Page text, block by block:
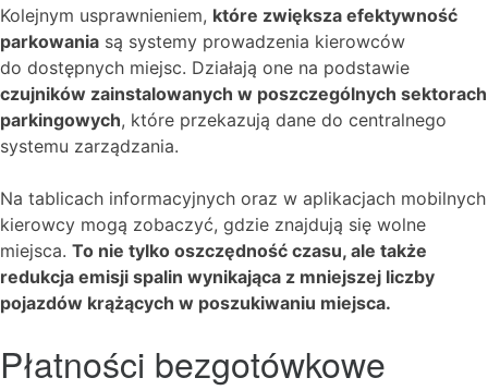
Kolejnym usprawnieniem, które zwiększa efektywność
parkowania są systemy prowadzenia kierowców
do dostępnych miejsc. Działają one na podstawie
czujników zainstalowanych w poszczególnych sektorach
parkingowych, które przekazują dane do centralnego
systemu zarządzania.
Na tablicach informacyjnych oraz w aplikacjach mobilnych
kierowcy mogą zobaczyć, gdzie znajdują się wolne
miejsca. To nie tylko oszczędność czasu, ale także
redukcja emisji spalin wynikająca z mniejszej liczby
pojazdów krążących w poszukiwaniu miejsca.
Płatności bezgotówkowe